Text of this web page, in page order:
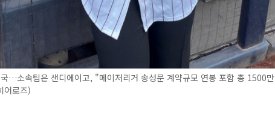
…소속팀은 샌디에이고, "메이저리거 송성문 계약규모 연봉 포함 총 1500만
어로즈)